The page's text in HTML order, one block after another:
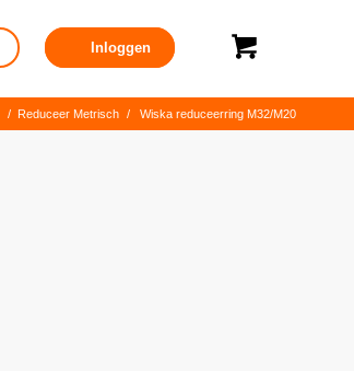
Inloggen
/ Reduceer Metrisch / Wiska reduceerring M32/M20